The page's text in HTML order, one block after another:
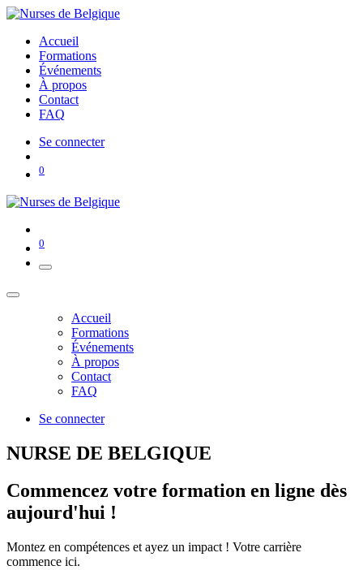
Accueil
Formations
Événements
À propos
Contact
FAQ
Se connecter
0
0
Accueil
Formations
Événements
À propos
Contact
FAQ
Se connecter
NURSE DE BELGIQUE
Commencez votre formation en ligne dès
aujourd'hui !
Montez en compétences et ayez un impact ! Votre carrière
commence ici.